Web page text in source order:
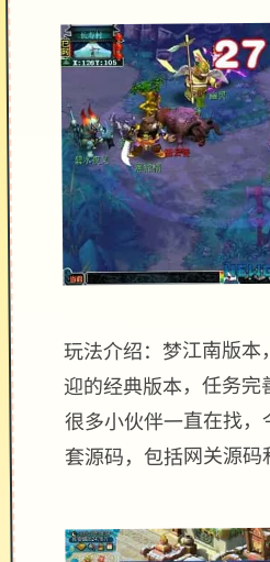
玩法介绍：梦江南版
迎的经典版本，任务完
很多小伙伴一直在找
套源码，包括网关源码